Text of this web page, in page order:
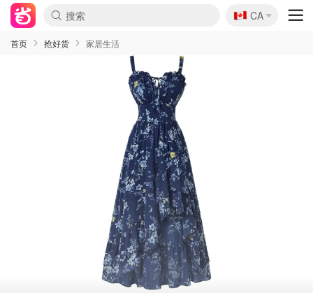
🇨🇦
CA
首页 抢好货 家居生活